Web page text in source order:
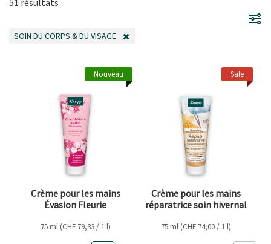
51 résultats
SOIN DU CORPS & DU VISAGE
Nouveau
Crème pour les mains
Évasion Fleurie
75 ml (CHF 79,33 / 1 l)
Sale
Crème pour les mains
réparatrice soin hivernal
75 ml (CHF 74,00 / 1 l)